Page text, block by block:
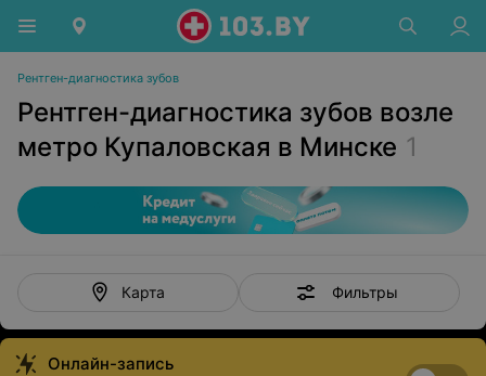
Рентген-диагностика зубов
Рентген-диагностика зубов возле
метро Купаловская в Минске 1
Карта Фильтры
Онлайн-запись